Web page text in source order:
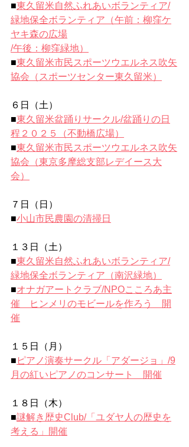
■東久留米自然ふれあいボランティア/
緑地保全ボランティア（午前：柳窪ケ
ヤキ森の広場
/午後：柳窪緑地）
■東久留米市民スポーツウエルネス吹矢
協会（スポーツセンター東久留米）
６日（土）
■東久留米盆踊りサークル/盆踊りの日
程２０２５（不動橋広場）
■東久留米市民スポーツウエルネス吹矢
協会（東京多摩総支部レデイース大
会）
７日（日）
■小山市民農園の清掃日
１３日（土）
■東久留米自然ふれあいボランティア/
緑地保全ボランティア（南沢緑地）
■オナガアートクラブ/NPOこころあ主
催　ヒンメリのモビールを作ろう　開
催
１５日（月）
■ ピアノ演奏サークル「アダージョ」/9
月の紅いピアノのコンサート　開催
１８日（木）
■謎解き歴史Club/ 「ユダヤ人の歴史を
考える」開催